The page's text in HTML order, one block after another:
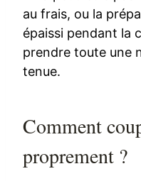
au frais, ou la
épaissi pendant la
prendre toute une
tenue.
Comment
proprement ?